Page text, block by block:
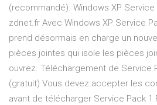
(recommandé). Windows XP
zdnet.fr Avec Windows XP Service
prend désormais en charge un
pièces jointes qui isole les pièces
ouvrez. Téléchargement de Service
(gratuit) Vous devez accepter les
avant de télécharger Service Pack 1